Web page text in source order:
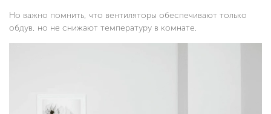
Но важно помнить, что вентиляторы обеспечивают только
обдув, но не снижают температуру в комнате.